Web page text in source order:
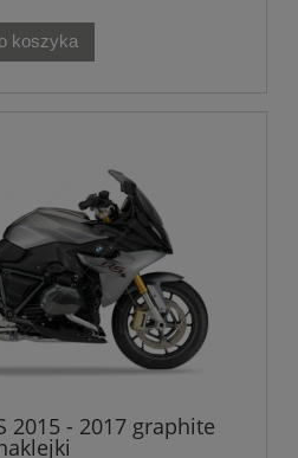
koszyka
2015 - 2017 graphite